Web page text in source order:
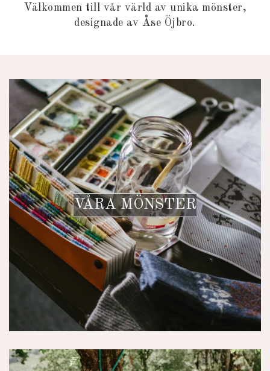
Välkommen till vår värld av unika mönster,
designade av Åse Öjbro.
VÅRA MÖNSTER